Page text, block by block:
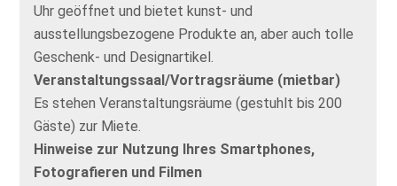
Uhr geöffnet und bietet kunst- und
ausstellungsbezogene Produkte an, aber auch tolle
Geschenk- und Designartikel.
Veranstaltungssaal/Vortragsräume (mietbar)
Es stehen Veranstaltungsräume (gestuhlt bis 200
Gäste) zur Miete.
Hinweise zur Nutzung Ihres Smartphones,
Fotografieren und Filmen